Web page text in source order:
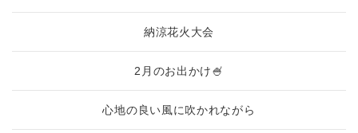
納涼花火大会
2月のお出かけ🍧
心地の良い風に吹かれながら